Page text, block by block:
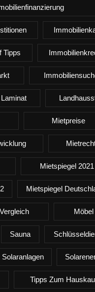
Tipps
Laminat
Mietpreise
Mietspiegel 2021
Mietspiegel
Möbel
Sauna
Solaranlagen
Tipps Zum